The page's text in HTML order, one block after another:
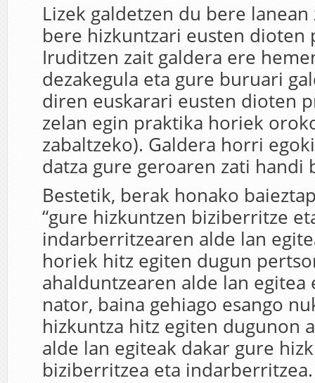
Lizek galdetzen du bere
bere hizkuntzari eusten dioten
Iruditzen zait galdera ere
dezakegula eta gure buruari
diren euskarari eusten dioten
zelan egin praktika horiek
zabaltzeko). Galdera horri
datza gure geroaren zati handi
Bestetik, berak honako
“gure hizkuntzen biziberritze
indarberritzearen alde lan
horiek hitz egiten dugun
ahalduntzearen alde lan egitea
nator, baina gehiago esango
hizkuntza hitz egiten dugunon
alde lan egiteak dakar gure
biziberritzea eta indarberritzea.